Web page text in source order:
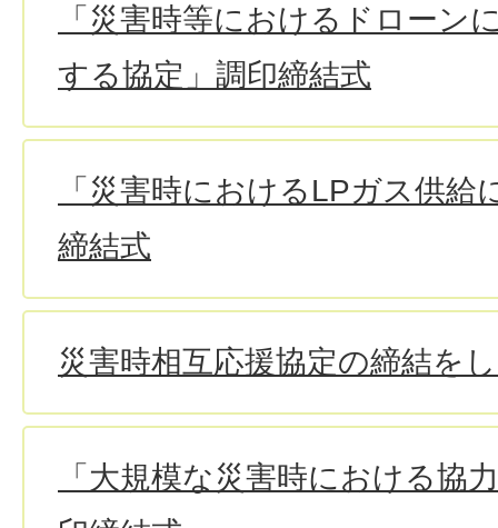
「災害時等におけるドローン
する協定」調印締結式
「災害時におけるLPガス供給
締結式
災害時相互応援協定の締結を
「大規模な災害時における協